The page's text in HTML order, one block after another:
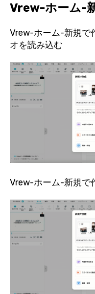
Vrew-ホーム-
Vrew-ホーム-新規で
オを読み込む
Vrew-ホーム-新規で